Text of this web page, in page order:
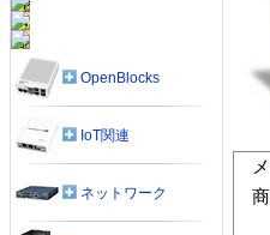
OpenBlocks
IoT関連
ネットワーク